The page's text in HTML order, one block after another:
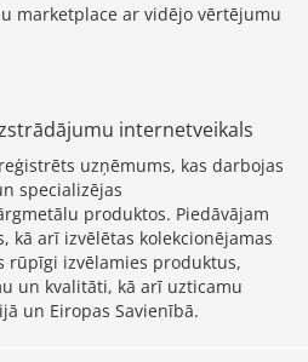
marketplace ar vidējo vērtējumu
internetveikals
uzņēmums, kas darbojas
specializējas
produktos. Piedāvājam
kā arī izvēlētas kolekcionējamas
rūpīgi izvēlamies produktus,
un kvalitāti, kā arī uzticamu
un Eiropas Savienībā.